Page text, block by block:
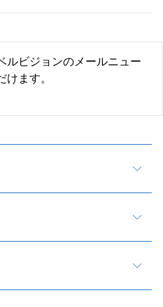
ルビジョンのメールニュー
けます。